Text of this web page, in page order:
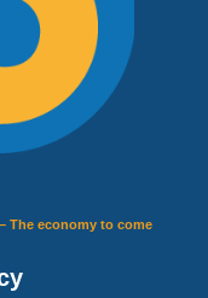
The economy to come